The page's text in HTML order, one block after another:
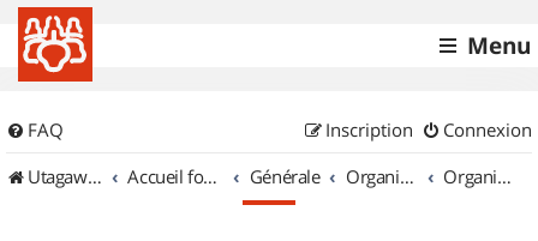
Menu
FAQ Connexion
Inscription
UtagawaVTT (Randos VTT et VTTAE avec traces GPS)
Accueil forum Générale Organisation de sorties & Recherche de partenaires Organisation de sorties en région Lorraine